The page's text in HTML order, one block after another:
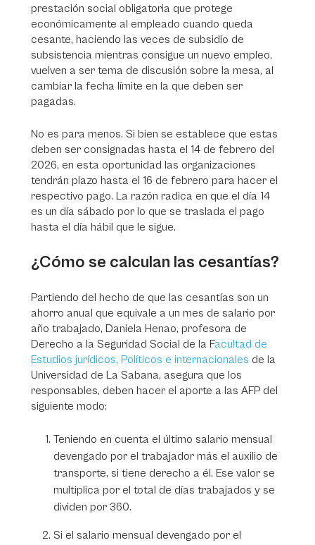
prestación social obligatoria que protege
económicamente al empleado cuando queda
cesante, haciendo las veces de subsidio de
subsistencia mientras consigue un nuevo empleo,
vuelven a ser tema de discusión sobre la mesa, al
cambiar la fecha límite en la que deben ser
pagadas.
No es para menos. Si bien se establece que estas
deben ser consignadas hasta el 14 de febrero del
2026, en esta oportunidad las organizaciones
tendrán plazo hasta el 16 de febrero para hacer el
respectivo pago. La razón radica en que el día 14
es un día sábado por lo que se traslada el pago
hasta el día hábil que le sigue.
¿Cómo se calculan las cesantías?
Partiendo del hecho de que las cesantías son un
ahorro anual que equivale a un mes de salario por
año trabajado, Daniela Henao, profesora de
Derecho a la Seguridad Social de la Facultad de
Estudios jurídicos, Políticos e internacionales de la
Universidad de La Sabana, asegura que los
responsables, deben hacer el aporte a las AFP del
siguiente modo:
Teniendo en cuenta el último salario mensual
devengado por el trabajador más el auxilio de
transporte, si tiene derecho a él. Ese valor se
multiplica por el total de días trabajados y se
dividen por 360.
Si el salario mensual devengado por el